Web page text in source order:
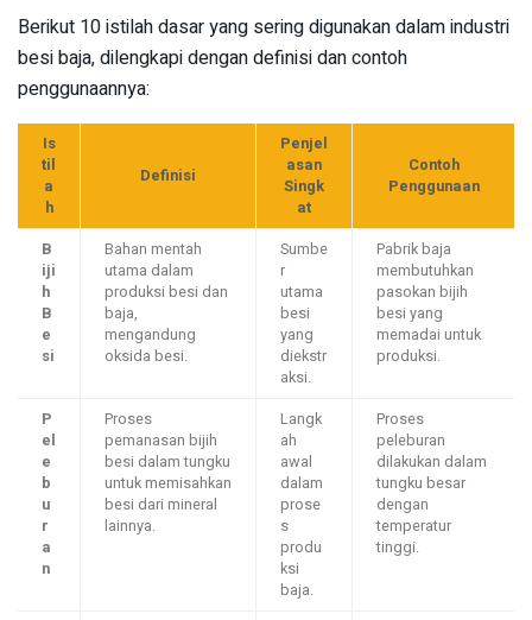
Berikut 10 istilah dasar yang sering digunakan dalam industri
besi baja, dilengkapi dengan definisi dan contoh
penggunaannya:
Is
til
a
h
Definisi
Penjel
asan
Singk
at
Contoh
Penggunaan
B
iji
h
B
e
si
Bahan mentah
utama dalam
produksi besi dan
baja,
mengandung
oksida besi.
Sumbe
r
utama
besi
yang
diekstr
aksi.
Pabrik baja
membutuhkan
pasokan bijih
besi yang
memadai untuk
produksi.
P
el
e
b
u
r
a
n
Proses
pemanasan bijih
besi dalam tungku
untuk memisahkan
besi dari mineral
lainnya.
Langk
ah
awal
dalam
prose
s
produ
ksi
baja.
Proses
peleburan
dilakukan dalam
tungku besar
dengan
temperatur
tinggi.